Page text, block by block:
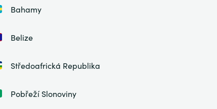
Bahamy
Belize
Středoafrická Republika
Pobřeží Slonoviny